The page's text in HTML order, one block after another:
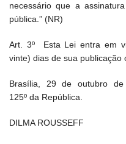
necessário que a
pública.” (NR)
Art. 3º Esta Lei entra em
vinte) dias de sua publicação
Brasília, 29 de outubro
125º da República.
DILMA ROUSSEFF